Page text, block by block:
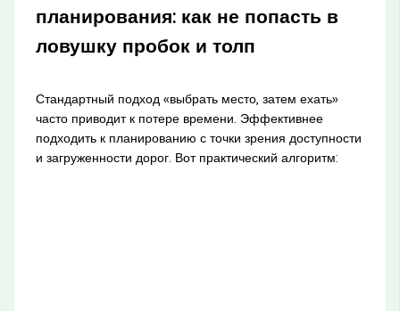
планирования: как не попасть в
ловушку пробок и толп
Стандартный подход «выбрать место, затем ехать»
часто приводит к потере времени. Эффективнее
подходить к планированию с точки зрения доступности
и загруженности дорог. Вот практический алгоритм: